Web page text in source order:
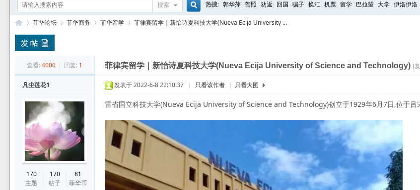
搜索
搜
索
热搜: 郭华萍 驾照 劝返 回国 骗子 换汇 机票 留学 巴拉望 大学 伊洛伊洛
菲华论坛 菲华商务 菲华留学
›
菲律宾留学｜新怡诗夏科技大学(Nueva Ecija University ...
查看: 4000 | 回复: 1 菲律宾留学｜新怡诗夏科技大学(Nueva Ecija University of Science and Technology) [
凡尘莲花1
170
主题
170
帖子
81
菲华币
发表于 2022-6-8 22:10:37 | 只看该作者 | 只看大图
雷省国立科技大学(Nueva Ecija University of Science and Technology)创立于1929年6月7日,位于吕